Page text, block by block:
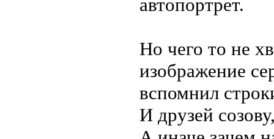
автопортрет.
Но чего то не
изображение
вспомнил
И друзей